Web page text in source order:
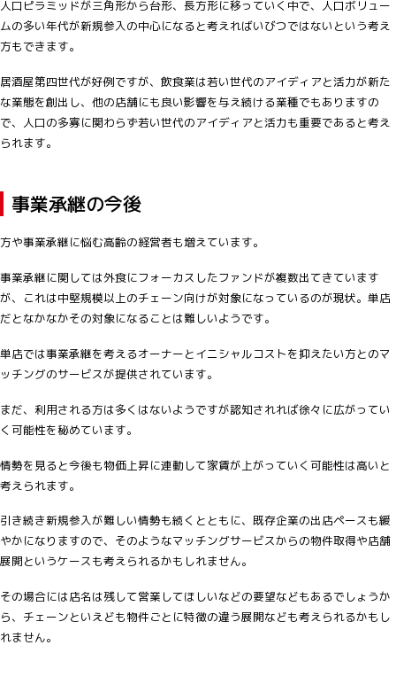
人口ピラミッドが三角形から台形、長方形に移っていく中で、人口ボリュー
ムの多い年代が新規参入の中心になると考えればいびつではないという考え
方もできます。
居酒屋第四世代が好例ですが、飲食業は若い世代のアイディアと活力が新た
な業態を創出し、他の店舗にも良い影響を与え続ける業種でもありますの
で、人口の多寡に関わらず若い世代のアイディアと活力も重要であると考え
られます。
事業承継の今後
方や事業承継に悩む高齢の経営者も増えています。
事業承継に関しては外食にフォーカスしたファンドが複数出てきています
が、これは中堅規模以上のチェーン向けが対象になっているのが現状。単店
だとなかなかその対象になることは難しいようです。
単店では事業承継を考えるオーナーとイニシャルコストを抑えたい方とのマ
ッチングのサービスが提供されています。
まだ、利用される方は多くはないようですが認知されれば徐々に広がってい
く可能性を秘めています。
情勢を見ると今後も物価上昇に連動して家賃が上がっていく可能性は高いと
考えられます。
引き続き新規参入が難しい情勢も続くとともに、既存企業の出店ペースも緩
やかになりますので、そのようなマッチングサービスからの物件取得や店舗
展開というケースも考えられるかもしれません。
その場合には店名は残して営業してほしいなどの要望などもあるでしょうか
ら、チェーンといえども物件ごとに特徴の違う展開なども考えられるかもし
れません。